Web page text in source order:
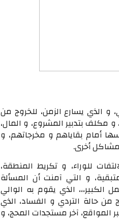
و الذي يسارع الزمن، للخروج من
بتدبير المشروع، و المال،
أمام بقاياهم و مخرجاتهم، و
أخرى.
للوراء، و تكريط المنطقة،
و التي آمنت أن المسألة
الكبير،،، الذي يقوم به الوالي
حالة التردي و الفساد، الذي
المواقع، آخر مستجدات المحج، و